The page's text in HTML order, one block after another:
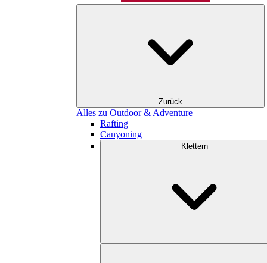
Zurück
Alles zu Outdoor & Adventure
Rafting
Canyoning
Klettern